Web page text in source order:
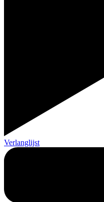
Verlanglijst